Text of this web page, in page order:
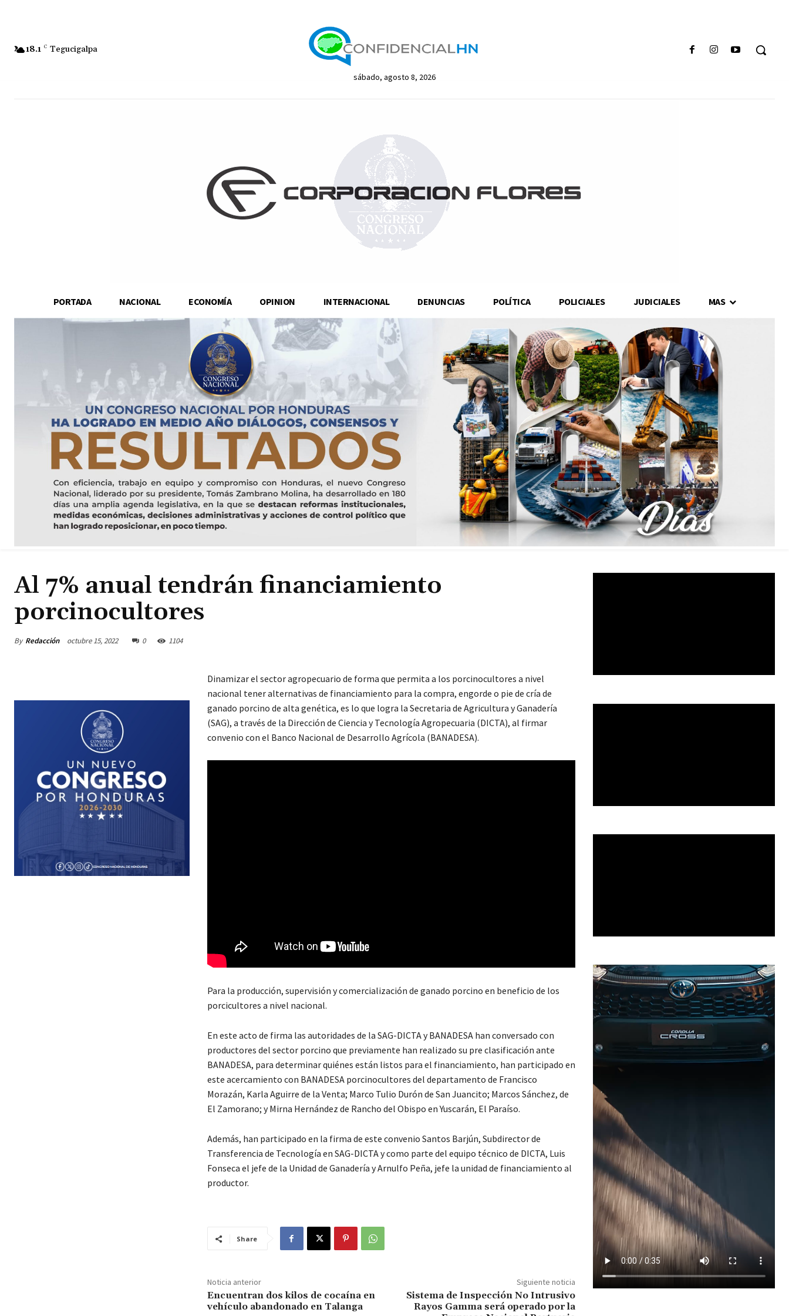
18.1 C Tegucigalpa
sábado, agosto 8, 2026
PORTADA NACIONAL ECONOMÍA OPINION INTERNACIONAL DENUNCIAS POLÍTICA POLICIALES JUDICIALES MAS
Al 7% anual tendrán financiamiento
porcinocultores
By Redacción octubre 15, 2022 0 1104
Dinamizar el sector agropecuario de forma que permita a los porcinocultores a nivel
nacional tener alternativas de financiamiento para la compra, engorde o pie de cría de
ganado porcino de alta genética, es lo que logra la Secretaria de Agricultura y Ganadería
(SAG), a través de la Dirección de Ciencia y Tecnología Agropecuaria (DICTA), al firmar
convenio con el Banco Nacional de Desarrollo Agrícola (BANADESA).
Para la producción, supervisión y comercialización de ganado porcino en beneficio de los
porcicultores a nivel nacional.
En este acto de firma las autoridades de la SAG-DICTA y BANADESA han conversado con
productores del sector porcino que previamente han realizado su pre clasificación ante
BANADESA, para determinar quiénes están listos para el financiamiento, han participado en
este acercamiento con BANADESA porcinocultores del departamento de Francisco
Morazán, Karla Aguirre de la Venta; Marco Tulio Durón de San Juancito; Marcos Sánchez, de
El Zamorano; y Mirna Hernández de Rancho del Obispo en Yuscarán, El Paraíso.
Además, han participado en la firma de este convenio Santos Barjún, Subdirector de
Transferencia de Tecnología en SAG-DICTA y como parte del equipo técnico de DICTA, Luis
Fonseca el jefe de la Unidad de Ganadería y Arnulfo Peña, jefe la unidad de financiamiento al
productor.
Share
Noticia anterior
Encuentran dos kilos de cocaína en
vehículo abandonado en Talanga
Siguiente noticia
Sistema de Inspección No Intrusivo
Rayos Gamma será operado por la